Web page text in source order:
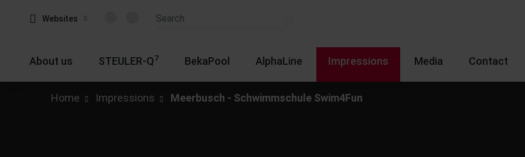
Websites
About us STEULER-Q7 BekaPool AlphaLine Impressions Media Contact
Home Impressions Meerbusch - Schwimmschule Swim4Fun